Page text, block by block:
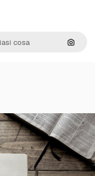
Cerca